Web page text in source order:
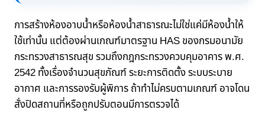
การสร้างห้องอาบน้ำหรือห้องน้ำสาธารณะไม่ใช่แค่มีห้องน้ำให้
ใช้เท่านั้น แต่ต้องผ่านเกณฑ์มาตรฐาน HAS ของกรมอนามัย
กระทรวงสาธารณสุข รวมถึงกฎกระทรวงควบคุมอาคาร พ.ศ.
2542 ทั้งเรื่องจำนวนสุขภัณฑ์ ระยะการติดตั้ง ระบบระบาย
อากาศ และการรองรับผู้พิการ ถ้าทำไม่ครบตามเกณฑ์ อาจโดน
สั่งปิดสถานที่หรือถูกปรับตอนมีการตรวจได้